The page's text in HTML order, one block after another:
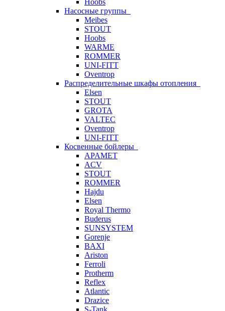
Hoobs
Насосные группы
Meibes
STOUT
Hoobs
WARME
ROMMER
UNI-FITT
Oventrop
Распределительные шкафы отопления
Elsen
STOUT
GROTA
VALTEC
Oventrop
UNI-FITT
Косвенные бойлеры
APAMET
ACV
STOUT
ROMMER
Hajdu
Elsen
Royal Thermo
Buderus
SUNSYSTEM
Gorenje
BAXI
Ariston
Ferroli
Protherm
Reflex
Atlantic
Drazice
S-Tank